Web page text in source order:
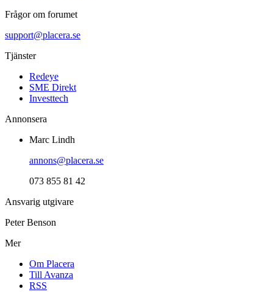
Frågor om forumet
support@placera.se
Tjänster
Redeye
SME Direkt
Investtech
Annonsera
Marc Lindh
annons@placera.se
073 855 81 42
Ansvarig utgivare
Peter Benson
Mer
Om Placera
Till Avanza
RSS